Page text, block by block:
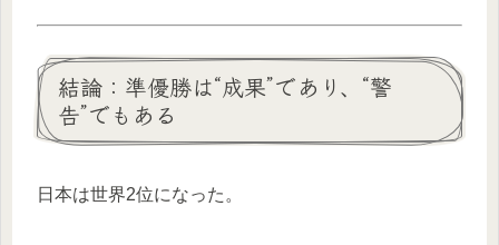
結論：準優勝は“成果”であり、“警
告”でもある
日本は世界2位になった。